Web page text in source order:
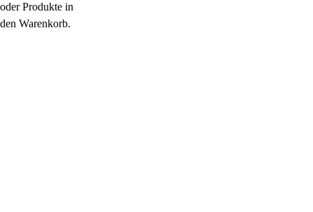
oder Produkte in
den Warenkorb.